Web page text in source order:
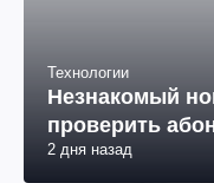
Технологии
Незнакомый
проверить
2 дня назад